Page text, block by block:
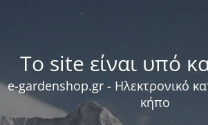
Το site είναι υπό
e-gardenshop.gr - Ηλεκτρονικό
κήπο